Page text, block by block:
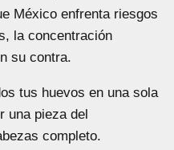
México enfrenta riesgos
la concentración
su contra.
tus huevos en una sola
una pieza del
completo.